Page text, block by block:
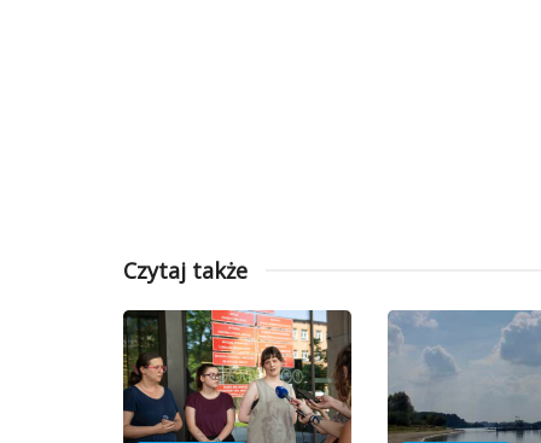
Czytaj także